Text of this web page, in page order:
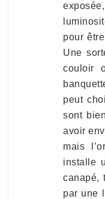
pour
Une
couloir
peut
sont
avoir
mais
installe
canapé,
par une